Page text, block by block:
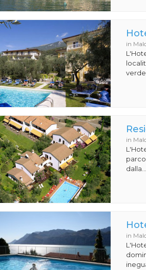
in
verde
in
dalla...
in